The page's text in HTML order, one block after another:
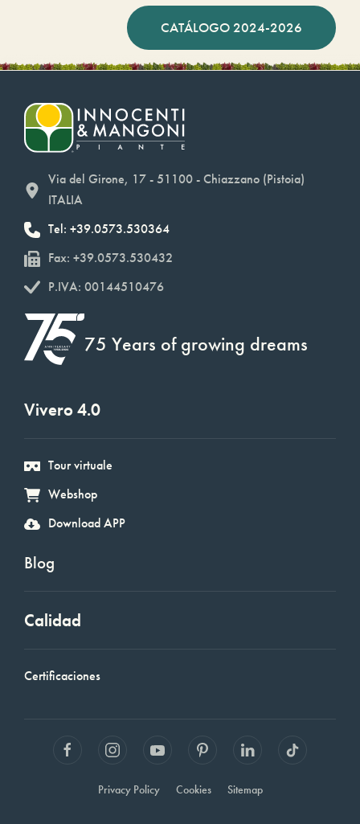
CATÁLOGO 2024-2026
Via del Girone, 17 - 51100 - Chiazzano (Pistoia)
ITALIA
Tel: +39.0573.530364
Fax: +39.0573.530432
P.IVA: 00144510476
75 Years of growing dreams
Vivero 4.0
Tour virtuale
Webshop
Download APP
Blog
Calidad
Certificaciones
Privacy Policy Cookies Sitemap